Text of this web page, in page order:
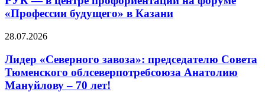
«Профессии будущего» в Казани
28.07.2026
Лидер «Северного завоза»: председателю Совета
Тюменского облсеверпотребсоюза Анатолию
Мануйлову – 70 лет!